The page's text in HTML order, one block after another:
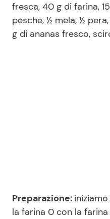
fresca, 40 g di farina,
pesche, ½ mela, ½
g di ananas fresco,
Preparazione:
la farina 0 con la